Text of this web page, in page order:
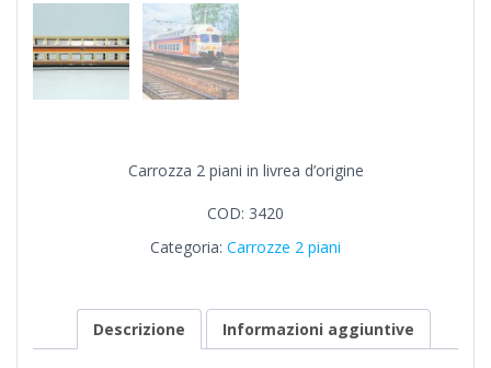
Carrozza 2 piani in livrea d’origine
COD: 3420
Categoria: Carrozze 2 piani
Descrizione Informazioni aggiuntive